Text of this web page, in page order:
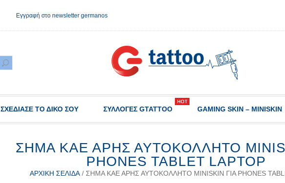
Εγγραφή στο newsletter germanos
ΣΧΕΔΊΑΣΕ ΤΟ ΔΙΚΌ ΣΟΥ ΣΥΛΛΟΓΈΣ GTATTOO GAMING SKIN – MINISKIN
ΣΉΜΑ ΚΑΕ ΑΡΗΣ ΑΥΤΟΚΌΛΛΗΤΟ
PHONES TABLET LAPTOP
ΑΡΧΙΚΉ ΣΕΛΊΔΑ / ΣΉΜΑ ΚΑΕ ΑΡΗΣ ΑΥΤΟΚΌΛΛΗΤΟ MINISKIN ΓΙΑ PHONES